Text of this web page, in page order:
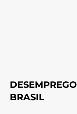
BRASIL